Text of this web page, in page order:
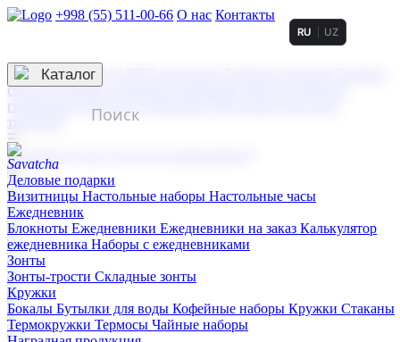
+998 (55) 511-00-66 О нас Контакты
3D гравировка
смолой (Doming)
гравировка твердая
тиснение
RU UZ
☰
Контакты
Каталог
Деловые подарки
Визитницы Настольные наборы Настольные часы
Ежедневник
Блокноты Ежедневники Ежедневники на заказ Калькулятор
ежедневника Наборы с ежедневниками
Зонты
Зонты-трости Складные зонты
Кружки
Бокалы Бутылки для воды Кофейные наборы Кружки Стаканы
Термокружки Термосы Чайные наборы